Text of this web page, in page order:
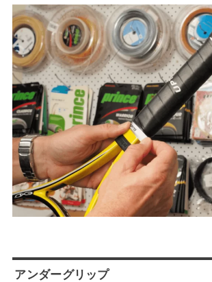
アンダーグリップ